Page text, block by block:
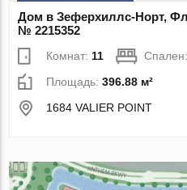
Дом в Зеферхиллс-Норт,
№ 2215352
Комнат: 11
Площадь:396.88 м²
1684 VALIER POINT